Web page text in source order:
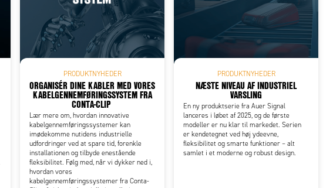
PRODUKTNYHEDER
ORGANISÉR DINE KABLER MED VORES
KABELGENNEMFØRINGSSYSTEM FRA
CONTA-CLIP
Lær mere om, hvordan innovative
kabelgennemføringssystemer kan
imødekomme nutidens industrielle
udfordringer ved at spare tid, forenkle
installationen og tilbyde enestående
fleksibilitet. Følg med, når vi dykker ned i,
hvordan vores
kabelgennemføringssystemer fra Conta-
PRODUKTNYHEDER
NÆSTE NIVEAU AF INDUSTRIEL
VARSLING
En ny produktserie fra Auer Signal
lanceres i løbet af 2025, og de første
modeller er nu klar til markedet. Serien
er kendetegnet ved høj ydeevne,
fleksibilitet og smarte funktioner – alt
samlet i et moderne og robust design.